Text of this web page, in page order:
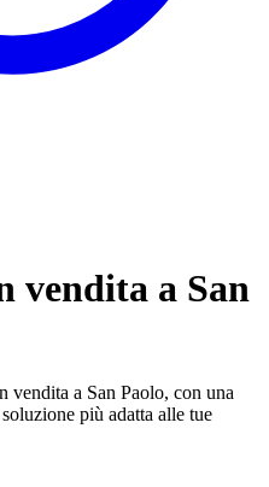
vendita a San
a San Paolo, con una
più adatta alle tue